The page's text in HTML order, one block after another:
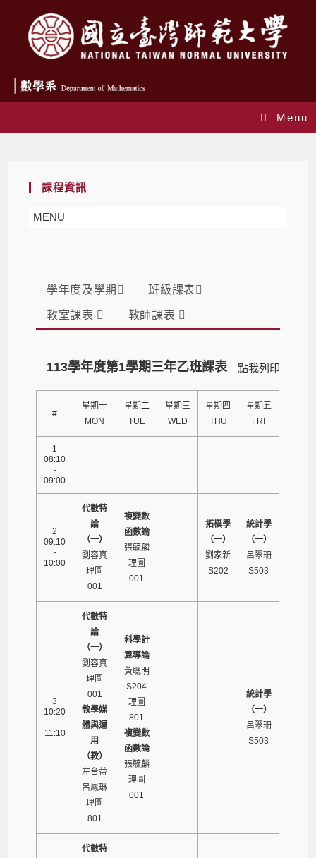
Menu
課程資訊
MENU
學年度及學期 班級課表
教室課表 教師課表
點我列印
113學年度第1學期三年乙班課表
#
星期一
MON
星期二
TUE
星期三
WED
星期四
THU
星期五
FRI
1
08:10
-
09:00
2
09:10
-
10:00
代數特
論
（一）
劉容真
理圖
001
複變數
函數論
張毓麟
理圖
001
拓樸學
（一）
劉家新
S202
統計學
（一）
呂翠珊
S503
3
10:20
-
11:10
代數特
論
（一）
劉容真
理圖
001
教學媒
體與運
用
（教）
左台益
呂鳳琳
理圖
801
科學計
算導論
黃聰明
S204
理圖
801
複變數
函數論
張毓麟
理圖
001
統計學
（一）
呂翠珊
S503
代數特